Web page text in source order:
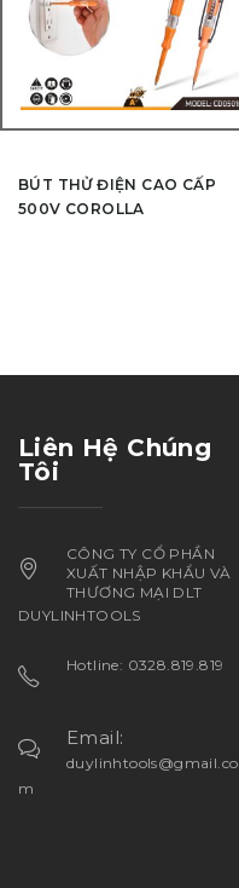
BÚT THỬ ĐIỆN CAO CẤP
500V COROLLA
Liên Hệ Chúng
Tôi
CÔNG TY CỔ PHẦN
XUẤT NHẬP KHẨU VÀ
THƯƠNG MẠI DLT
DUYLINHTOOLS
Hotline: 0328.819.819
Email:
duylinhtools@gmail.co
m